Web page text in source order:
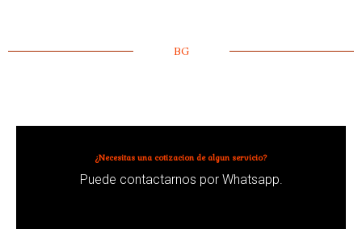
BG
¿Necesitas una cotizacion de algun servicio?
Puede contactarnos por Whatsapp.